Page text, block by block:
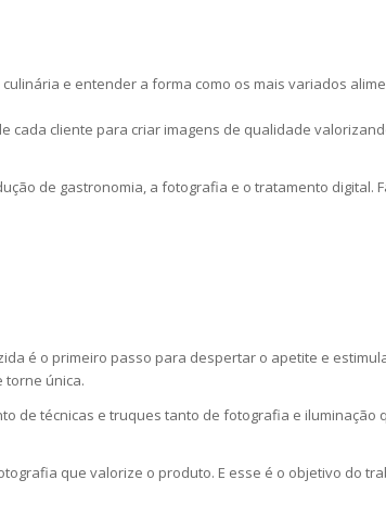
e entender a forma como os mais variados
cliente para criar imagens de qualidade
de gastronomia, a fotografia e o tratamento digital.
é o primeiro passo para despertar o apetite e
torne única.
de técnicas e truques tanto de fotografia e iluminação
que valorize o produto. E esse é o objetivo do